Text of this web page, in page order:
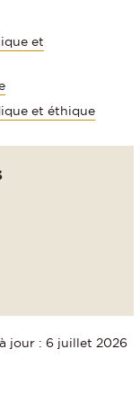
et
et éthique
jour : 6 juillet 2026